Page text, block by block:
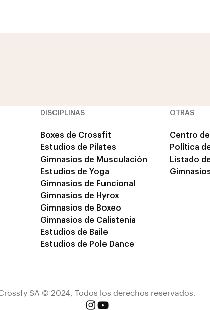
DISCIPLINAS
Boxes de Crossfit
Estudios de Pilates
Gimnasios de Musculación
Estudios de Yoga
Gimnasios de Funcional
Gimnasios de Hyrox
Gimnasios de Boxeo
Gimnasios de Calistenia
Estudios de Baile
Estudios de Pole Dance
OTRAS
Centro
Política
Listado
SA © 2024, Todos los derechos reservados.